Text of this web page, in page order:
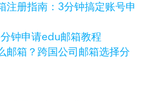
注册指南：3分钟搞定账号申
钟申请edu邮箱教程
邮箱？跨国公司邮箱选择分